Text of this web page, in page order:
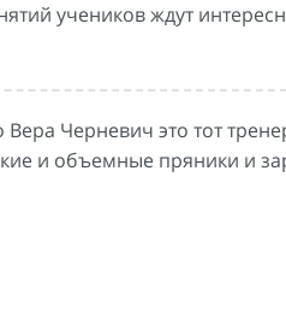
учеников ждут
Черневич это тот
и объемные пряники и